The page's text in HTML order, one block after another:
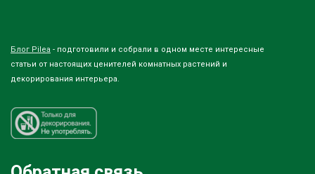
Блог Pilea - подготовили и собрали в одном месте интересные
статьи от настоящих ценителей комнатных растений и
декорирования интерьера.